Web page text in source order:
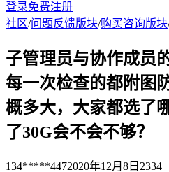
登录免费注册
社区/问题反馈版块/购买咨询版块
子管理员与协作成员
每一次检查的都附图
概多大，大家都选了
了30G会不会不够？
134*****4472020年12月8日 2334